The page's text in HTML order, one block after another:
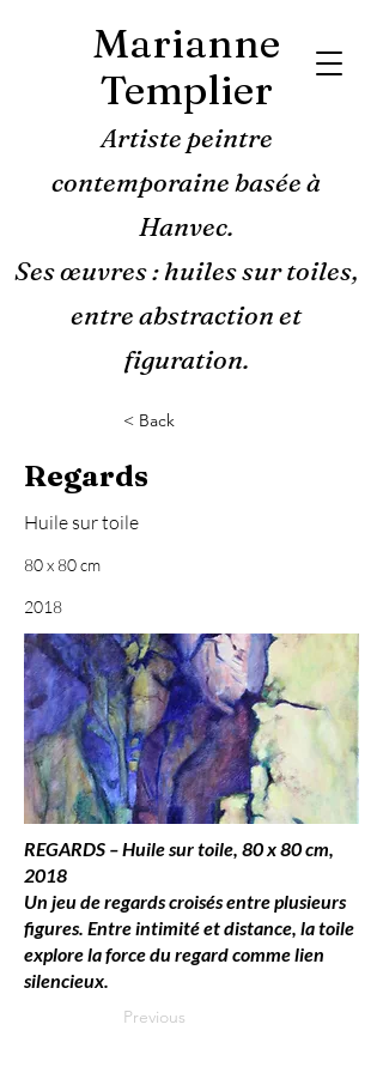
Marianne
Templier
Artiste peintre
contemporaine basée à
Hanvec.
Ses œuvres : huiles sur toiles,
entre abstraction et
figuration.
< Back
Regards
Huile sur toile
80 x 80 cm
2018
REGARDS – Huile sur toile, 80 x 80 cm,
2018
Un jeu de regards croisés entre plusieurs
figures. Entre intimité et distance, la toile
explore la force du regard comme lien
silencieux.
Previous